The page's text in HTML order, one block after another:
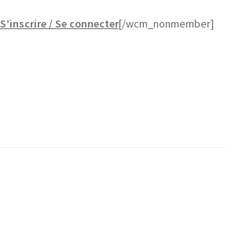
S’inscrire / Se connecter[/wcm_nonmember]